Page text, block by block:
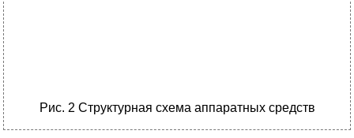
Рис. 2 Структурная схема аппаратных средств